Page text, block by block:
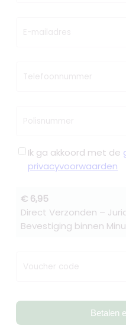
E-mailadres
Telefoonnummer
Polisnummer
Ik ga akkoord met de
privacyvoorwaarden
€ 6,95
Direct Verzonden –
Bevestiging binnen
Voucher code
Betalen